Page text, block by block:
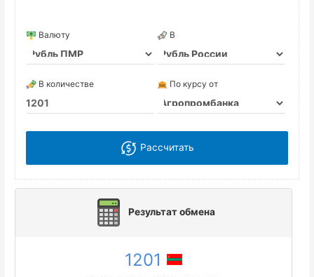
Валюту В
В количестве По курсу от
Рассчитать
Результат обмена
1201